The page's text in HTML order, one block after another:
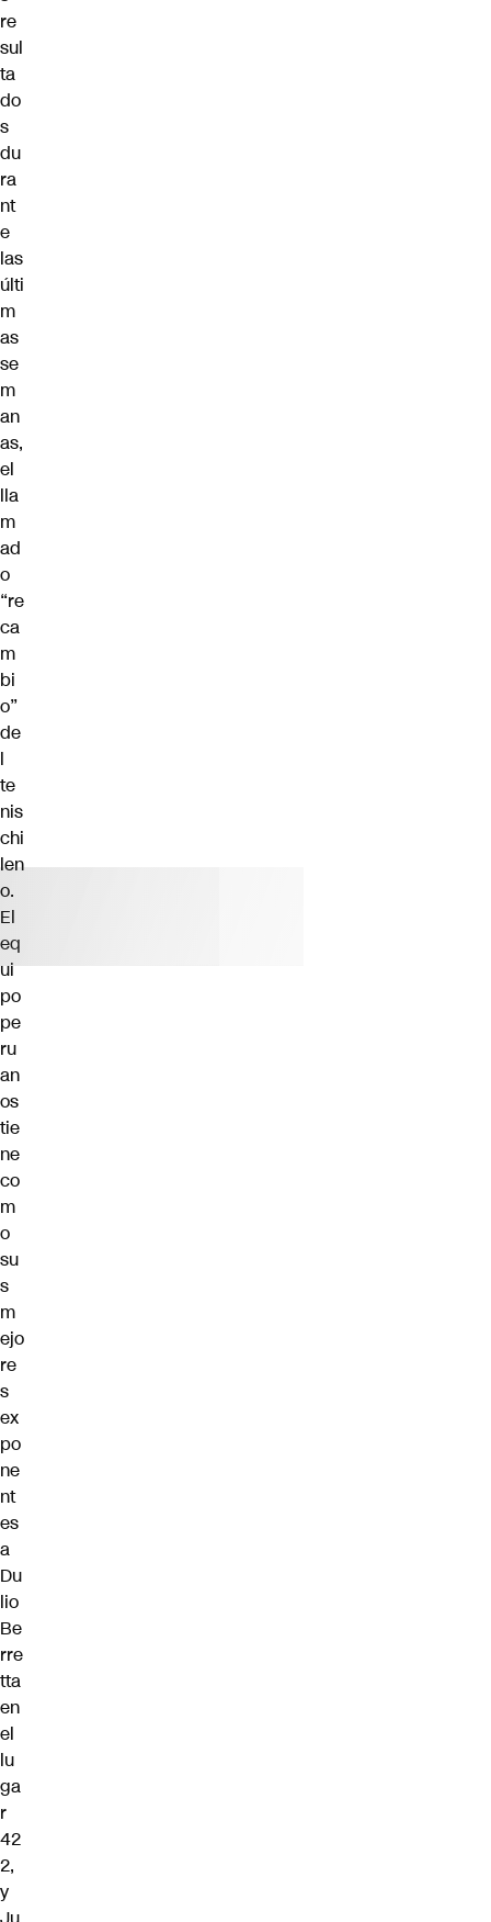
re
sul
ta
do
s
du
ra
nt
e
las
últi
m
as
se
m
an
as,
el
lla
m
ad
o
“re
ca
m
bi
o”
de
l
te
nis
chi
len
o.
El
eq
ui
po
pe
ru
an
os
tie
ne
co
m
o
su
s
m
ejo
re
s
ex
po
ne
nt
es
a
Du
lio
Be
rre
tta
en
el
lu
ga
r
42
2,
y